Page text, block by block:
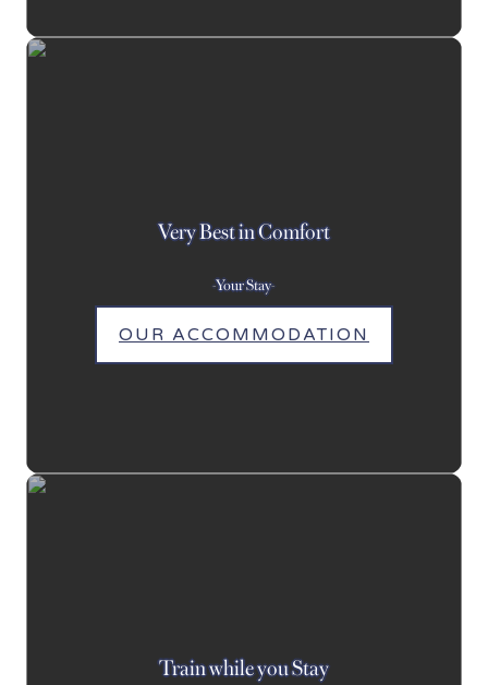
Very Best in Comfort
-Your Stay-
OUR ACCOMMODATION
Train while you Stay